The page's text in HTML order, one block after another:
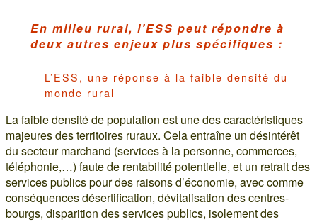
En milieu rural, l’ESS peut répondre à
deux autres enjeux plus spécifiques :
L’ESS, une réponse à la faible densité du
monde rural
La faible densité de population est une des caractéristiques
majeures des territoires ruraux. Cela entraîne un désintérêt
du secteur marchand (services à la personne, commerces,
téléphonie,…) faute de rentabilité potentielle, et un retrait des
services publics pour des raisons d’économie, avec comme
conséquences désertification, dévitalisation des centres-
bourgs, disparition des services publics, isolement des